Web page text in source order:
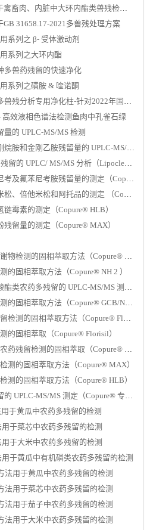
内酯类兽残检测的UPLC-MS/MS分析 (Copure® 兽残专用QuEChERS)
GB 31658.17-2021多兽残处理方案
系列之 β- 受体激动剂
系列之大环内酯
多兽药残留的快速净化
系列之磺胺 & 喹诺酮
2022年国抽细则新增方法GB 31658.17中36种兽残测定的快速简便应用方案
高效液相色谱法检测鱼肉中孔雀石绿
的 UPLC-MS/MS 检测
乙胺残留量的 UPLC-MS/MS 分析 （Copure® MCX）
的 UPLC/ MS/MS 分析（Lipoclean）
氟苯尼考胺残留量的测定（Copure®MCX）
他米松和阿托品的测定 （Copure® HLB Lim）
霉素的测定（Copure® HLB）
留量的测定（Copure® MAX）
检测的固相萃取方法（Copure® NH 2 ）
的固相萃取方法（Copure® NH 2 ）
多残留的 UPLC-MS/MS 测定（Copure® NH2）
固相萃取方法（Copure® GCB/NH 2 ）
测的固相萃取方法（Copure® Florisil）
的固相萃取（Copure® Florisil）
残留检测的固相萃取（Copure® Florisil）
测的固相萃取方法（Copure® MAX）
测的固相萃取方法（Copure® HLB）
UPLC-MS/MS 测定（Copure® 专用柱）
用于黄瓜中农药多残留的检测
用于菜芯中农药多残留的检测
用于大米中农药多残留的检测
用于黄瓜中有机磷类农药多残留的检测
法用于黄瓜中农药多残留的检测
法用于菜芯中农药多残留的检测
法用于茄子中农药多残留的检测
法用于大米中农药多残留的检测